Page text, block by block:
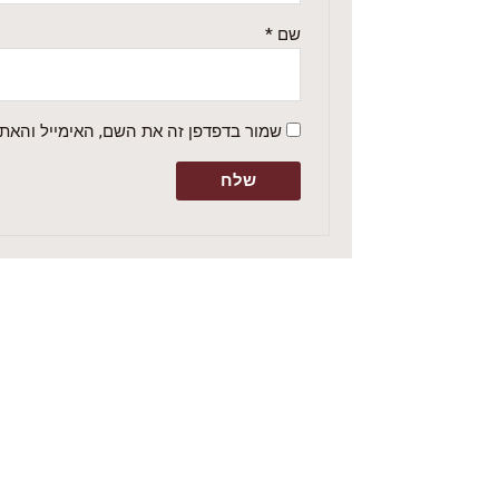
שם*
שמור בדפדפן זה את השם, האימייל